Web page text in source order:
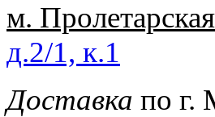
м.
д.2/1, к.1
Доставка по г.